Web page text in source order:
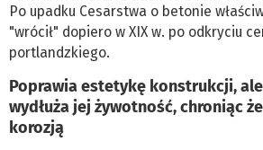
Po upadku Cesarstwa o betonie
"wrócił" dopiero w XIX w. po odkryciu
portlandzkiego.
Poprawia estetykę konstrukcji,
wydłuża jej żywotność, chroniąc
korozją